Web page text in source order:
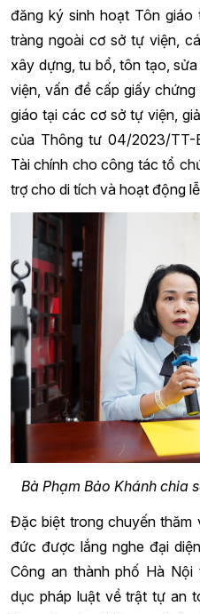
đăng ký sinh hoạt Tôn giáo
tràng ngoài cơ sở tự viện,
xây dựng, tu bổ, tôn tạo,
viện, vấn đề cấp giấy
giáo tại các cơ sở tự viện,
của Thông tư 04/2023/TT-
Tài chính cho công tác tổ
trợ cho di tích và hoạt động
Bà Phạm Bảo Khánh chia
Đặc biệt trong chuyến thăm
đức được lắng nghe đại
Công an thành phố Hà Nội
dục pháp luật về trật tự an